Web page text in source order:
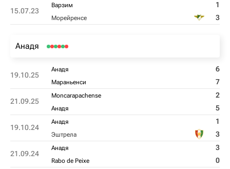
15.07.23
Варзим 1
Морейренсе 3
Анадя
19.10.25
Анадя 6
Мараньенси 7
21.09.25
Moncarapachense 2
Анадя 5
19.10.24
Анадя 1
Эштрела 3
21.09.24
Анадя 3
Rabo de Peixe 0